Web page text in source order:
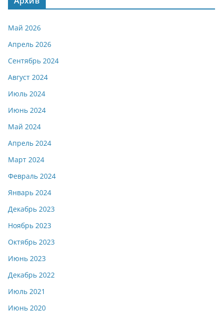
Май 2026
Апрель 2026
Сентябрь 2024
Август 2024
Июль 2024
Июнь 2024
Май 2024
Апрель 2024
Март 2024
Февраль 2024
Январь 2024
Декабрь 2023
Ноябрь 2023
Октябрь 2023
Июнь 2023
Декабрь 2022
Июль 2021
Июнь 2020